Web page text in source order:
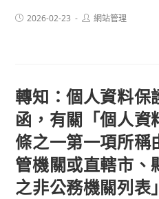
Post2026-02-23
Post網站管理
轉知：個人資料保
函，有關「個人資
條之一第一項所稱
管機關或直轄市、
之非公務機關列表